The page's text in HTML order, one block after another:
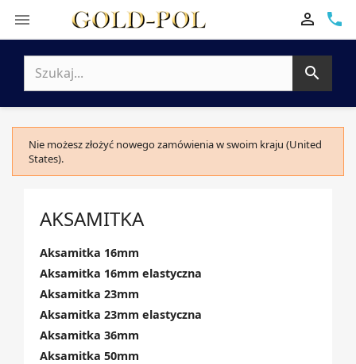
 phone


Nie możesz złożyć nowego zamówienia w swoim kraju (United
States).
AKSAMITKA
Aksamitka 16mm
Aksamitka 16mm elastyczna
Aksamitka 23mm
Aksamitka 23mm elastyczna
Aksamitka 36mm
Aksamitka 50mm